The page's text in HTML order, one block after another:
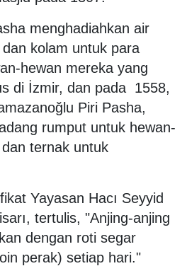
menghadiahkan air
kolam untuk para
hewan mereka yang
di İzmir, dan pada 1558,
Piri Pasha,
rumput untuk hewan-
ternak untuk
Yayasan Hacı Seyyid
tertulis, "Anjing-anjing
dengan roti segar
perak) setiap hari."